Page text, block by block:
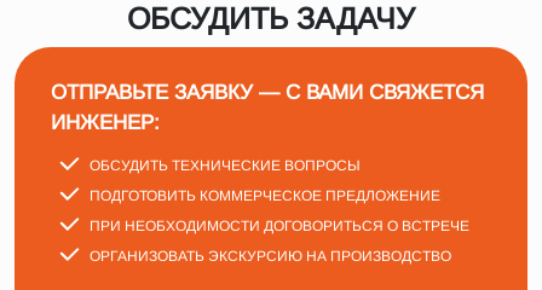
ОБСУДИТЬ ЗАДАЧУ
ОТПРАВЬТЕ ЗАЯВКУ — С ВАМИ СВЯЖЕТСЯ
ИНЖЕНЕР:
ОБСУДИТЬ ТЕХНИЧЕСКИЕ ВОПРОСЫ
ПОДГОТОВИТЬ КОММЕРЧЕСКОЕ ПРЕДЛОЖЕНИЕ
ПРИ НЕОБХОДИМОСТИ ДОГОВОРИТЬСЯ О ВСТРЕЧЕ
ОРГАНИЗОВАТЬ ЭКСКУРСИЮ НА ПРОИЗВОДСТВО